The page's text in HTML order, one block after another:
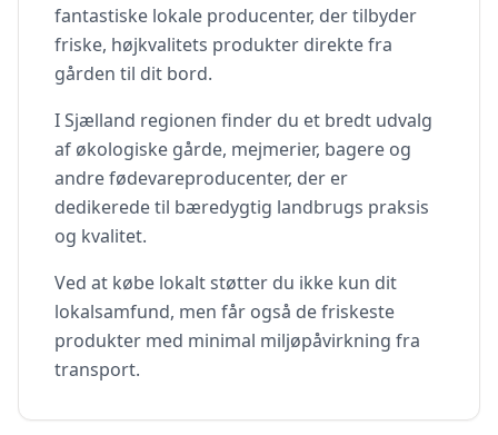
fantastiske lokale producenter, der tilbyder
friske, højkvalitets produkter direkte fra
gården til dit bord.
ISjælland regionen finder du et bredt udvalg
af økologiske gårde, mejmerier, bagere og
andre fødevareproducenter, der er
dedikerede til bæredygtig landbrugs praksis
og kvalitet.
Ved at købe lokalt støtter du ikke kun dit
lokalsamfund, men får også de friskeste
produkter med minimal miljøpåvirkning fra
transport.